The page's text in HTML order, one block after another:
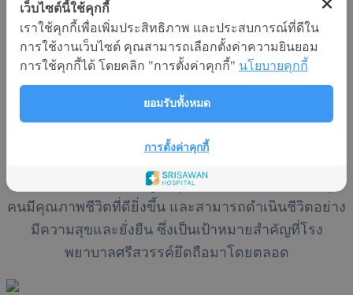
ราชพฤกษ์ ซึ่งตั้งอยู่บนถนนราชพฤกษ์ โรงพยาบาลแห่งนี้
ถูกสร้างขึ้นเพื่อตอบโจทย์การดูแลสุขภาพแบบครบวงจร
ทั้งสำหรับบุคคล ครอบครัว และองค์กรต่างๆ เราตั้งเป้า
หมายที่จะเป็นศูนย์กลางการรักษาที่เชื่อถือได้และเป็น
สถานที่ที่ทุกคนสามารถเข้าถึงบริการทางการแพทย์ที่มี
มาตรฐานสูง
ของเรา เราเชื่อว่าการดูแลสุขภาพที่ดีนั้นจะส่งผลให้ทุก
คนมีคุณภาพชีวิตที่ดียิ่งขึ้น และสามารถดำเนินชีวิตอย่าง
มีความสุขและยั่งยืน ซึ่งเป็นเป้าหมายสำคัญที่โรง
พยาบาลศรีสวรรค์ยึดถือมาโดยตลอด
เว็บไซต์นี้ใช้คุกกี้
เราใช้คุกกี้เพื่อเพิ่มประสิทธิภาพ และประสบการณ์ที่ดีใน
การใช้งานเว็บไซต์ คุณสามารถเลือกตั้งค่าความยินยอม
การใช้คุกกี้ได้ โดยคลิก "การตั้งค่าคุกกี้" นโยบายคุกกี้
ยอมรับทั้งหมด
การตั้งค่าคุกกี้